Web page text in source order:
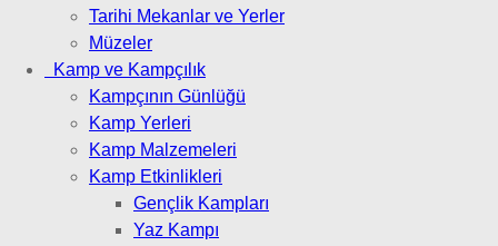
Tarihi Mekanlar ve Yerler
Müzeler
Kamp ve Kampçılık
Kampçının Günlüğü
Kamp Yerleri
Kamp Malzemeleri
Kamp Etkinlikleri
Gençlik Kampları
Yaz Kampı